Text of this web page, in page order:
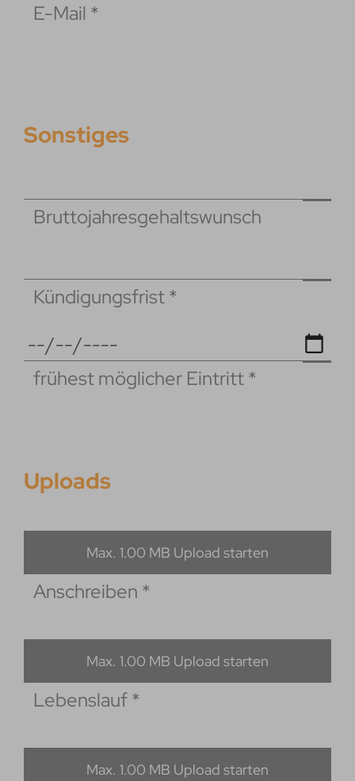
E-Mail *
Sonstiges
Bruttojahresgehaltswunsch
Kündigungsfrist*
frühest möglicher Eintritt*
Uploads
Max. 1.00 MB Upload starten
Anschreiben *
Max. 1.00 MB Upload starten
Lebenslauf*
Max. 1.00 MB Upload starten